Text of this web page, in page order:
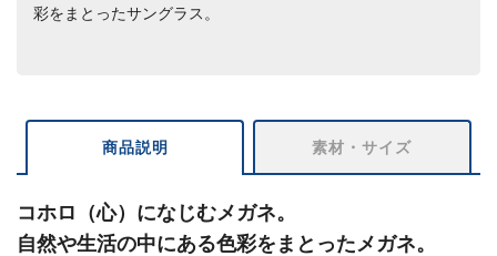
彩をまとったサングラス。
商品説明 素材・サイズ
コホロ（心）になじむメガネ。
自然や生活の中にある色彩をまとったメガネ。